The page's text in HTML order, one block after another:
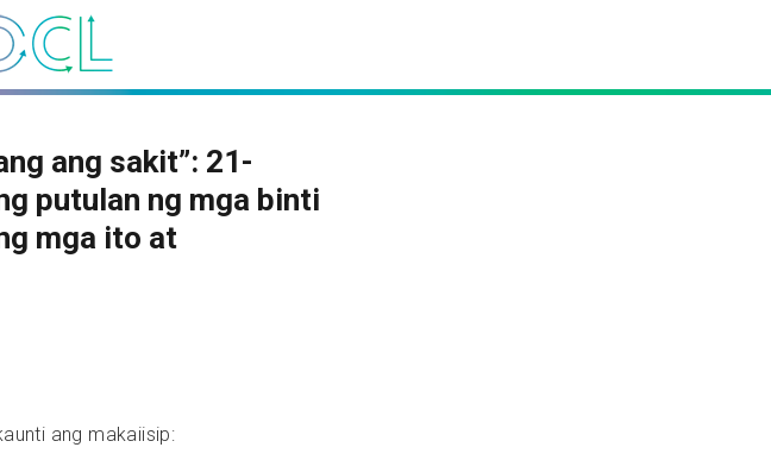
ang sakit”: 21-
putulan ng mga binti
mga ito at
ang makaiisip: